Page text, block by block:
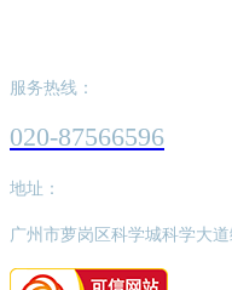
服务热线：
020-87566596
地址：
广州市萝岗区科学城科学大